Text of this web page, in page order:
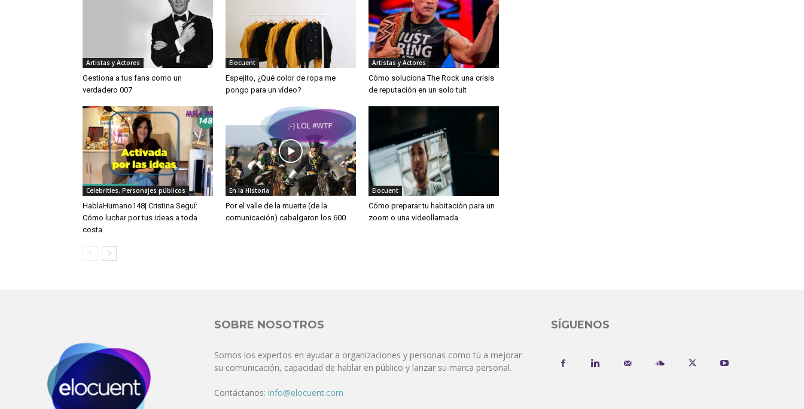
Artistas y Actores
Gestiona a tus fans como un
verdadero 007
Elocuent
Espejito, ¿Qué color de ropa me
pongo para un vídeo?
Artistas y Actores
Cómo soluciona The Rock una crisis
de reputación en un solo tuit
Celebrities, Personajes públicos
HablaHumano148| Cristina Seguí:
Cómo luchar por tus ideas a toda
costa
En la Historia
Por el valle de la muerte (de la
comunicación) cabalgaron los 600
Elocuent
Cómo preparar tu habitación para un
zoom o una videollamada
SOBRE NOSOTROS
Somos los expertos en ayudar a organizaciones y personas como tú a mejorar
su comunicación, capacidad de hablar en público y lanzar su marca personal.
Contáctanos: info@elocuent.com
SÍGUENOS